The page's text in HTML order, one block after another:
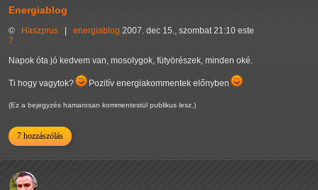
Energiablog
© Haszprus energiablog 2007. dec 15., szombat 21:10 este
7
Napok óta jó kedvem van, mosolygok, fütyörészek, minden oké.
Ti hogy vagytok? Pozitív energiakommentek előnyben
(Ez a bejegyzés hamarosan kommentestül publikus lesz.)
7 hozzászólás